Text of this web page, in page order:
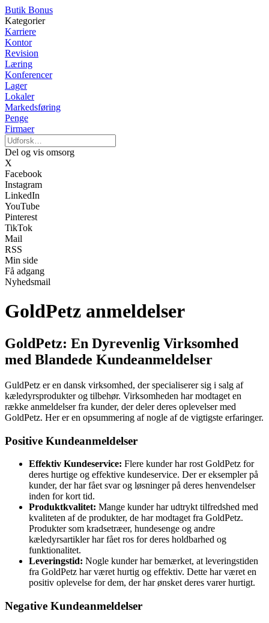
Butik Bonus
Kategorier
Karriere
Kontor
Revision
Læring
Konferencer
Lager
Lokaler
Markedsføring
Penge
Firmaer
Del og vis omsorg
X
Facebook
Instagram
LinkedIn
YouTube
Pinterest
TikTok
Mail
RSS
Min side
Få adgang
Nyhedsmail
GoldPetz anmeldelser
GoldPetz: En Dyrevenlig Virksomhed
med Blandede Kundeanmeldelser
GuldPetz er en dansk virksomhed, der specialiserer sig i salg af
kæledyrsprodukter og tilbehør. Virksomheden har modtaget en
række anmeldelser fra kunder, der deler deres oplevelser med
GoldPetz. Her er en opsummering af nogle af de vigtigste erfaringer.
Positive Kundeanmeldelser
Effektiv Kundeservice: Flere kunder har rost GoldPetz for
deres hurtige og effektive kundeservice. Der er eksempler på
kunder, der har fået svar og løsninger på deres henvendelser
inden for kort tid.
Produktkvalitet: Mange kunder har udtrykt tilfredshed med
kvaliteten af de produkter, de har modtaget fra GoldPetz.
Produkter som kradsetræer, hundesenge og andre
kæledyrsartikler har fået ros for deres holdbarhed og
funktionalitet.
Leveringstid: Nogle kunder har bemærket, at leveringstiden
fra GoldPetz har været hurtig og effektiv. Dette har været en
positiv oplevelse for dem, der har ønsket deres varer hurtigt.
Negative Kundeanmeldelser